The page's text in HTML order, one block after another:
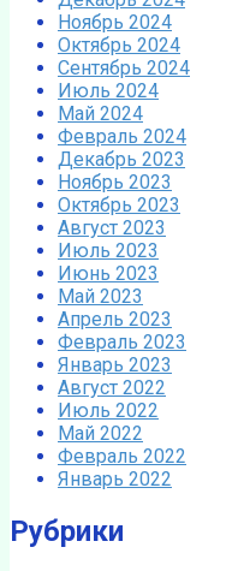
Ноябрь 2024
Октябрь 2024
Сентябрь 2024
Июль 2024
Май 2024
Февраль 2024
Декабрь 2023
Ноябрь 2023
Октябрь 2023
Август 2023
Июль 2023
Июнь 2023
Май 2023
Апрель 2023
Февраль 2023
Январь 2023
Август 2022
Июль 2022
Май 2022
Февраль 2022
Январь 2022
Рубрики